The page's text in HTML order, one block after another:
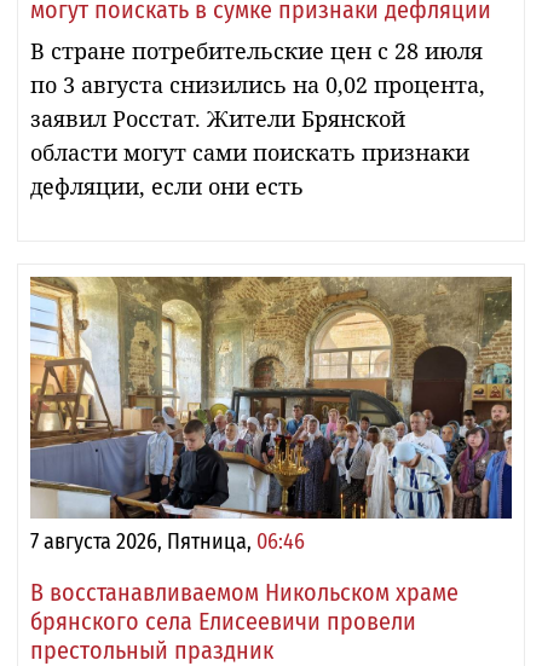
могут поискать в сумке признаки дефляции
В стране потребительские цен с 28 июля
по 3 августа снизились на 0,02 процента,
заявил Росстат. Жители Брянской
области могут сами поискать признаки
дефляции, если они есть
7 августа 2026, Пятница, 06:46
В восстанавливаемом Никольском храме
брянского села Елисеевичи провели
престольный праздник